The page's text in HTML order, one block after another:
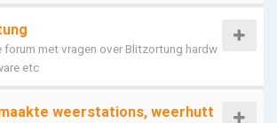
forum met vragen over Blitzortung hardw
etc
weerstations, weerhutt